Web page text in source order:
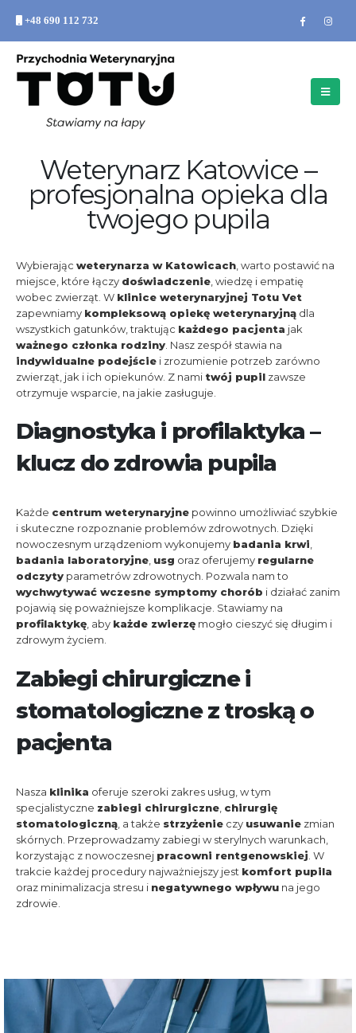
+48 690 112 732
Weterynarz Katowice –
profesjonalna opieka dla
twojego pupila
Wybierając weterynarza w Katowicach , warto postawić na
miejsce, które łączy doświadczenie , wiedzę i empatię
wobec zwierząt. W klinice weterynaryjnej Totu Vet
zapewniamy kompleksową opiekę weterynaryjną dla
wszystkich gatunków, traktując każdego pacjenta jak
ważnego członka rodziny . Nasz zespół stawia na
indywidualne podejście i zrozumienie potrzeb zarówno
zwierząt, jak i ich opiekunów. Z nami twój pupil zawsze
otrzymuje wsparcie, na jakie zasługuje.
Diagnostyka i profilaktyka –
klucz do zdrowia pupila
Każde centrum weterynaryjne powinno umożliwiać szybkie
i skuteczne rozpoznanie problemów zdrowotnych. Dzięki
nowoczesnym urządzeniom wykonujemy badania krwi,
badania laboratoryjne, usg oraz oferujemy regularne
odczyty parametrów zdrowotnych. Pozwala nam to
wychwytywać wczesne symptomy chorób i działać zanim
pojawią się poważniejsze komplikacje. Stawiamy na
profilaktykę, aby każde zwierzę mogło cieszyć się długim i
zdrowym życiem.
Zabiegi chirurgiczne i
stomatologiczne z troską o
pacjenta
Nasza klinika oferuje szeroki zakres usług, w tym
specjalistyczne zabiegi chirurgiczne chirurgię
stomatologiczną , a także strzyżenie czy usuwanie zmian
skórnych. Przeprowadzamy zabiegi w sterylnych warunkach,
korzystając z nowoczesnej pracowni rentgenowskiej . W
trakcie każdej procedury najważniejszy jest komfort pupila
oraz minimalizacja stresu i negatywnego wpływu na jego
zdrowie.